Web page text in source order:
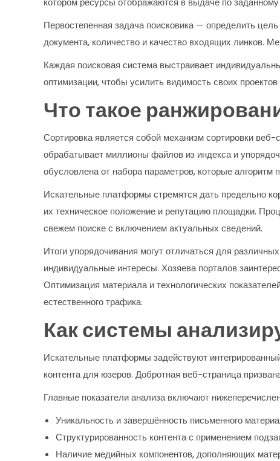
Первостепенная задача поисковика — определить
документа, количество и качество входящих линков.
Каждая поисковая система выстраивает
оптимизации, чтобы усилить видимость своих проектов
Что такое
Сортировка является собой механизм сортировки веб-
обрабатывает миллионы файлов из индекса и
обусловлена от набора параметров, которые алгоритм
Искательные платформы стремятся дать предельно
их техническое положение и репутацию площадки.
свежем поиске с включением актуальных сведений.
Итоги упорядочивания могут отличаться для
индивидуальные интересы. Хозяева порталов
Оптимизация материала и технологических
естественного трафика.
Как системы
Искательные платформы задействуют
контента для юзеров. Добротная веб-страница
Главные показатели анализа включают
Уникальность и завершённость письменного
Структурированность контента с применением
Наличие медийных компонентов, дополняющих